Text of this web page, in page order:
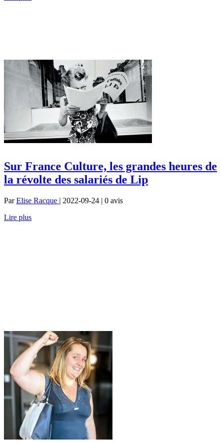
Sur France Culture, les grandes heures de
la révolte des salariés de Lip
ParElise Racque | 2022-09-24 | 0 avis
Lire plus